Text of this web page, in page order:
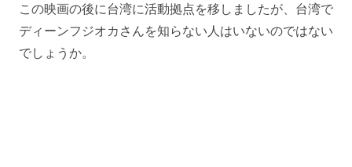
この映画の後に台湾に活動拠点を移しましたが、台湾で
ディーンフジオカさんを知らない人はいないのではない
でしょうか。